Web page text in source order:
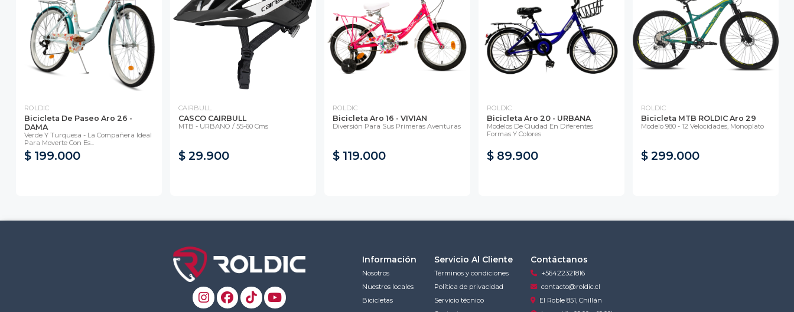
ROLDIC
Bicicleta De Paseo Aro 26 -
DAMA
Verde Y Turquesa - La Compañera Ideal
Para Moverte Con Es...
$ 199.000
CAIRBULL
CASCO CAIRBULL
MTB - URBANO / 55-60 Cms
$ 29.900
ROLDIC
Bicicleta Aro 16 - VIVIAN
Diversión Para Sus Primeras Aventuras
$ 119.000
ROLDIC
Bicicleta Aro 20 - URBANA
Modelos De Ciudad En Diferentes
Formas Y Colores
$ 89.900
ROLDIC
Bicicleta MTB ROLDIC Aro 29
Modelo 980 - 12 Velocidades, Monoplato
$ 299.000
Información
Nosotros
Nuestros locales
Bicicletas
Servicio Al Cliente
Términos y condiciones
Política de privacidad
Servicio técnico
Contáctanos
+56422321816
contacto@roldic.cl
El Roble 851, Chillán